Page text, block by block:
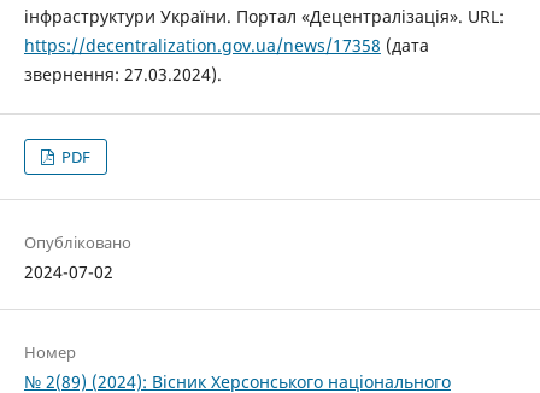
інфраструктури України. Портал «Децентралізація». URL:
https://decentralization.gov.ua/news/17358 (дата
звернення: 27.03.2024).
PDF
Опубліковано
2024-07-02
Номер
№ 2(89) (2024): Вісник Херсонського національного